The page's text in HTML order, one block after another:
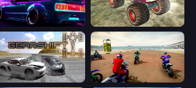
Drifters Real Simulator: Monster Truck
One Super MX - The Champion